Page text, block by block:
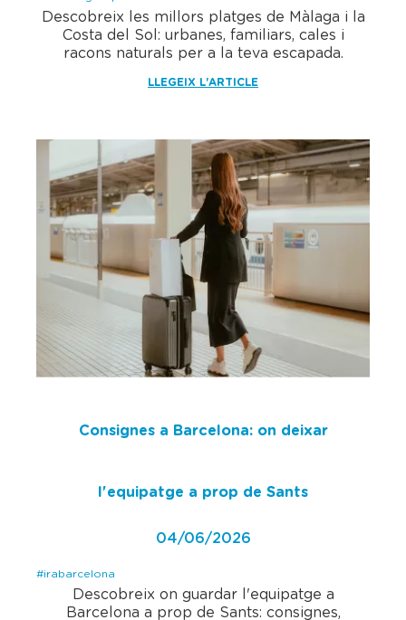
Descobreix les millors platges de Màlaga i la
Costa del Sol: urbanes, familiars, cales i
racons naturals per a la teva escapada.
LLEGEIX L'ARTICLE
Consignes a Barcelona: on deixar
l'equipatge a prop de Sants
04/06/2026
#irabarcelona
Descobreix on guardar l'equipatge a
Barcelona a prop de Sants: consignes,